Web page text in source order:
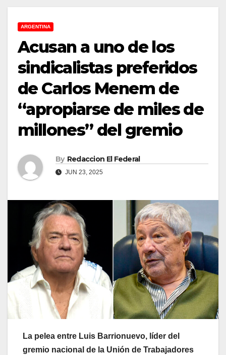
ARGENTINA
Acusan a uno de los
sindicalistas preferidos
de Carlos Menem de
“apropiarse de miles de
millones” del gremio
By Redaccion El Federal
JUN 23, 2025
La pelea entre Luis Barrionuevo, líder del
gremio nacional de la Unión de Trabajadores